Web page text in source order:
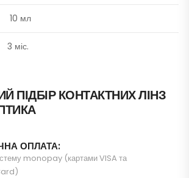
10 мл
3 міс.
ПІДБІР КОНТАКТНИХ ЛІНЗ
ОПЛАТА:
monopay (картами VISA та